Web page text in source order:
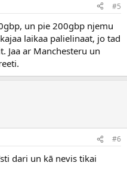
#5
un pie 200gbp njemu
laikaa palielinaat, jo tad
Jaa ar Manchesteru un
#6
dari un kā nevis tikai